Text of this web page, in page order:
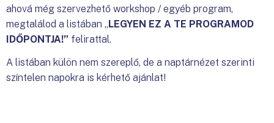
ahová még szervezhető workshop / egyéb program,
megtalálod a listában „LEGYEN EZ A TE PROGRAMOD
IDŐPONTJA!” felirattal.
A listában külön nem szereplő, de a naptárnézet szerinti
színtelen napokra is kérhető ajánlat!